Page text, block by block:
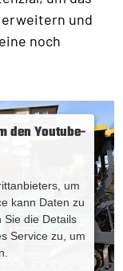
und
noch
den Youtube-
um
kann Daten zu
Sie die Details
Service zu, um